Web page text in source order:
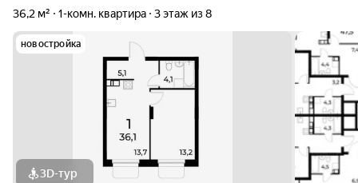
36,2 м²
1-комн. квартира 3 этаж из 8
новостройка
3D-тур